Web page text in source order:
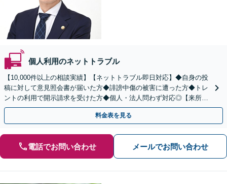
個人利用のネットトラブル
【10,000件以上の相談実績】【ネットトラブル即日対応】◆自身の投
稿に対して意見照会書が届いた方◆誹謗中傷の被害に遭った方◆トレ
ントの利用で開示請求を受けた方◆個人・法人問わず対応◎【来所不
要／LINE相談可】
料金表を見る
電話でお問い合わせ メールでお問い合わせ